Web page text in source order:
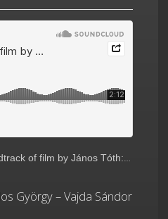
film by János Tóth: “ETERNAL MOVIE / ÖRÖK MOZI”
György – Vajda Sándor